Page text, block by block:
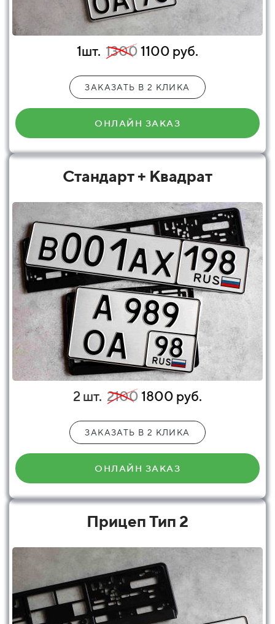
1шт. 13001100 руб.
ЗАКАЗАТЬ В 2 КЛИКА
ОНЛАЙН ЗАКАЗ
Стандарт + Квадрат
2 шт. 21001800 руб.
ЗАКАЗАТЬ В 2 КЛИКА
ОНЛАЙН ЗАКАЗ
Прицеп Тип 2